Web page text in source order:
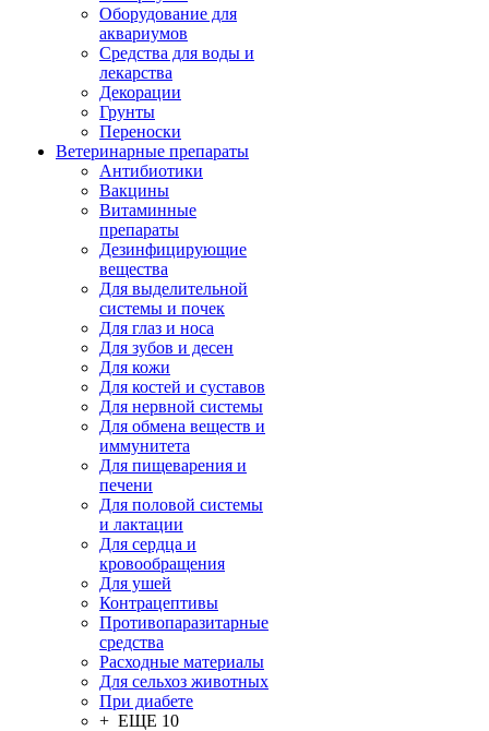
Оборудование для
аквариумов
Средства для воды и
лекарства
Декорации
Грунты
Переноски
Ветеринарные препараты
Антибиотики
Вакцины
Витаминные
препараты
Дезинфицирующие
вещества
Для выделительной
системы и почек
Для глаз и носа
Для зубов и десен
Для кожи
Для костей и суставов
Для нервной системы
Для обмена веществ и
иммунитета
Для пищеварения и
печени
Для половой системы
и лактации
Для сердца и
кровообращения
Для ушей
Контрацептивы
Противопаразитарные
средства
Расходные материалы
Для сельхоз животных
При диабете
+ ЕЩЕ 10